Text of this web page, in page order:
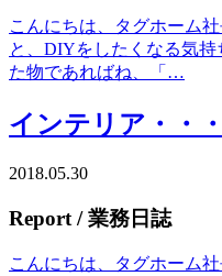
こんにちは、タグホーム
と、DIYをしたくなる気
た物であればね、「…
インテリア・・
2018.05.30
Report / 業務日誌
こんにちは、タグホーム